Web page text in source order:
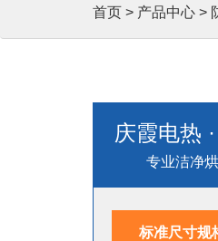
首页 > 产品中心 >
庆霞电热
专业洁净
标准尺寸规